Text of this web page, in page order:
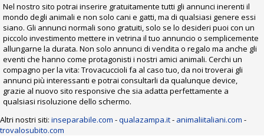
Nel nostro sito potrai inserire gratuitamente tutti gli annunci inerenti il
mondo degli animali e non solo cani e gatti, ma di qualsiasi genere essi
siano. Gli annunci normali sono gratuiti, solo se lo desideri puoi con un
piccolo investimento mettere in vetrina il tuo annuncio o semplicemente
allungarne la durata. Non solo annunci di vendita o regalo ma anche gli
eventi che hanno come protagonisti i nostri amici animali. Cerchi un
compagno per la vita: Trovacuccioli fa al caso tuo, da noi troverai gli
annunci più interessanti e potrai consultarli da qualunque device,
grazie al nuovo sito responsive che sia adatta perfettamente a
qualsiasi risoluzione dello schermo.
Altri nostri siti: inseparabile.com -qualazampa.it- animaliitaliani.com -
trovalosubito.com